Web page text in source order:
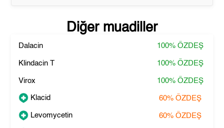
Diğer muadiller
Dalacin 100% ÖZDEŞ
Klindacin T 100% ÖZDEŞ
Virox 100% ÖZDEŞ
Klacid 60% ÖZDEŞ
Levomycetin 60% ÖZDEŞ